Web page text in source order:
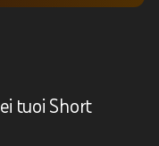
tuoi Short